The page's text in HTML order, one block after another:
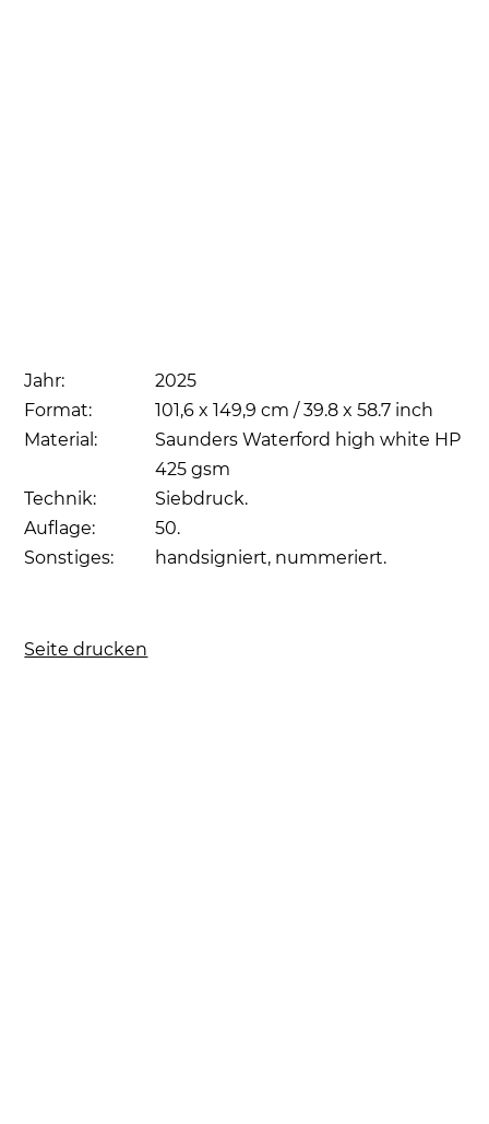
Jahr:
2025
Format:
101,6 x 149,9 cm / 39.8 x 58.7 inch
Material:
Saunders Waterford high white HP
425 gsm
Technik:
Siebdruck.
Auflage:
50.
Sonstiges:
handsigniert, nummeriert.
Seite drucken